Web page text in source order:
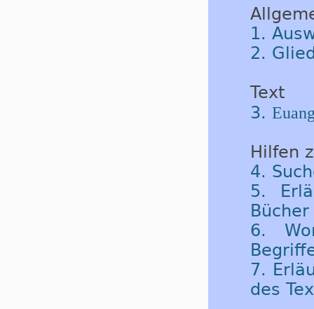
1.
2.
Text
3.
Hilfen
4.
5.
6.
7.
des